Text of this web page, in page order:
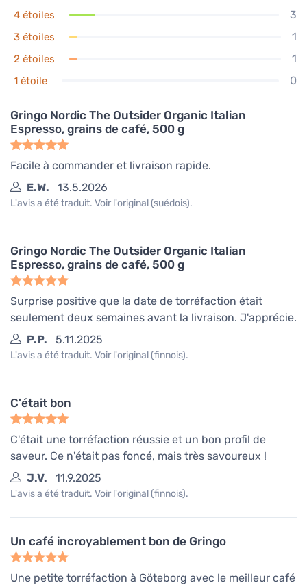
4 étoiles 3
3 étoiles 1
2 étoiles 1
1 étoile 0
Gringo Nordic The Outsider Organic Italian
Espresso, grains de café, 500 g
Facile à commander et livraison rapide.
E.W.
13.5.2026
L'avis a été traduit. Voir l'original (suédois).
Gringo Nordic The Outsider Organic Italian
Espresso, grains de café, 500 g
Surprise positive que la date de torréfaction était
seulement deux semaines avant la livraison. J'apprécie.
P.P.
5.11.2025
L'avis a été traduit. Voir l'original (finnois).
C'était bon
C'était une torréfaction réussie et un bon profil de
saveur. Ce n'était pas foncé, mais très savoureux !
J.V.
11.9.2025
L'avis a été traduit. Voir l'original (finnois).
Un café incroyablement bon de Gringo
Une petite torréfaction à Göteborg avec le meilleur café